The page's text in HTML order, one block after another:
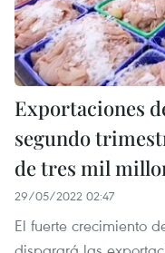
Exportaciones
segundo
de tres mil
29/05/2022 02:47
El fuerte crecimiento